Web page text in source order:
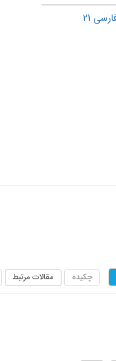
21
چکیده مقالات مرتبط